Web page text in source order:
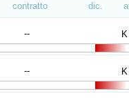
contratto dic.
-- K
-- K